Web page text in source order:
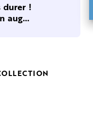
durer !
aug…